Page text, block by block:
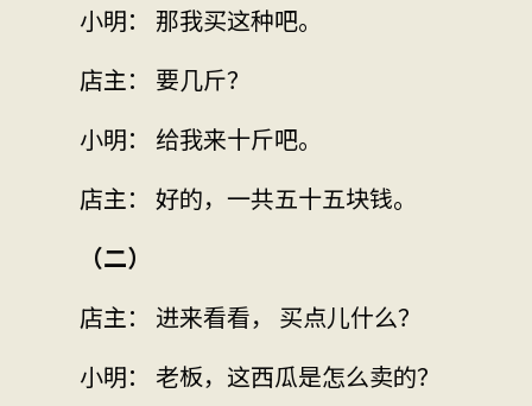
小明： 那我买这种吧。
店主： 要几斤？
小明： 给我来十斤吧。
店主： 好的，一共五十五块钱。
（二）
店主： 进来看看， 买点儿什么？
小明： 老板，这西瓜是怎么卖的？